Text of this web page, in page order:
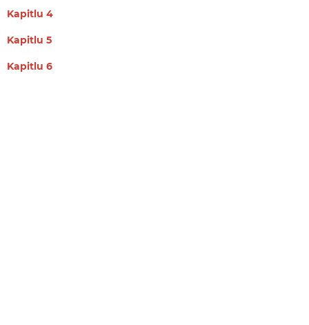
Kapitlu 4
Kapitlu 5
Kapitlu 6